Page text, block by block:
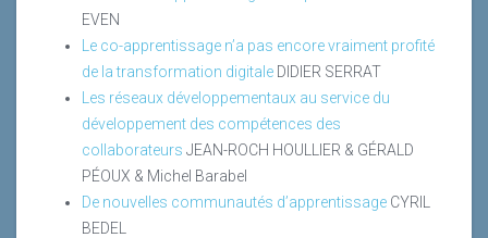
EVEN
Le co-apprentissage n’a pas encore vraiment profité
de la transformation digitale DIDIER SERRAT
Les réseaux développementaux au service du
développement des compétences des
collaborateurs JEAN-ROCH HOULLIER & GÉRALD
PÉOUX & Michel Barabel
De nouvelles communautés d’apprentissage CYRIL
BEDEL